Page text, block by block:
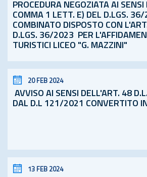
PROCEDURA NEGOZIATA AI
COMMA 1 LETT. E) DEL D.LGS.
COMBINATO DISPOSTO CON
D.LGS. 36/2023 PER
TURISTICI LICEO "G. MAZZINI"
20 FEB 2024
AVVISO AI SENSI DELL'ART. 48 D.L.
DAL D.L 121/2021 CONVERTITO
13 FEB 2024